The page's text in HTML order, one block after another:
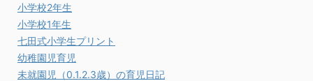
小学校2年生
小学校1年生
七田式小学生プリント
幼稚園児育児
未就園児（0.1.2.3歳）の育児日記